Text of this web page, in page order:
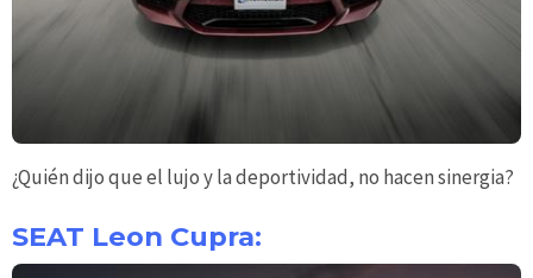
¿Quién dijo que el lujo y la deportividad, no hacen sinergia?
SEAT Leon Cupra: